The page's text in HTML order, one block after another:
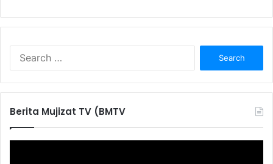
r
f
o
Berita Mujizat TV (BMTV